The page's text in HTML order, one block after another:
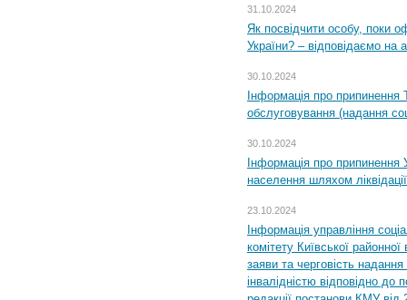
31.10.2024
Як посвідчити особу, поки
України? – відповідаємо на
30.10.2024
Інформація про припинення
обслуговування (надання
30.10.2024
Інформація про припинення
населення шляхом ліквідації
23.10.2024
Інформація управління
комітету Київської
заяви та черговість надання
інвалідністю відповідно